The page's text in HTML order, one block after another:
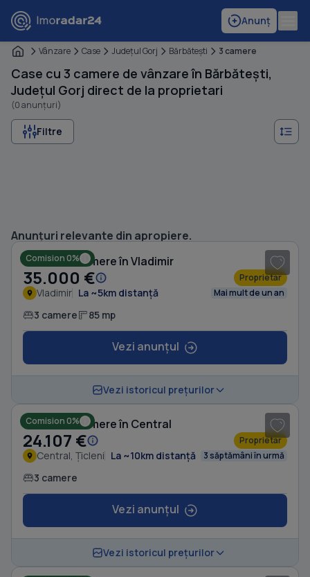
Anunț
Vânzare Case Judeţul Gorj Bărbăteşti 3 camere
Case cu 3 camere de vânzare în Bărbătești,
Județul Gorj direct de la proprietari
(0 anunțuri)
Filtre
Anunțuri relevante din apropiere.
Comision 0%
Casă cu 3 camere în Vladimir
35.000 € Proprietar
Vladimir La ~5km distanță Mai mult de un an
3 camere 85 mp
Vezi anunțul
Vezi istoricul prețurilor
Comision 0%
Casă cu 3 camere în Central
24.107 € Proprietar
Central, Țicleni La ~10km distanță 3 săptămâni în urmă
3 camere
Vezi anunțul
Vezi istoricul prețurilor